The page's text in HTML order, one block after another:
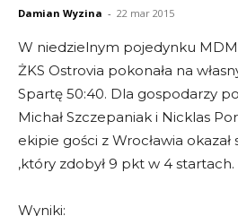
Damian Wyzina - 22 mar 2015
W niedzielnym pojedynku
ŻKS Ostrovia pokonała na
Spartę 50:40. Dla gospodarzy
Michał Szczepaniak i Nicklas
ekipie gości z Wrocławia okazał
,który zdobył 9 pkt w 4 startach.
Wyniki: